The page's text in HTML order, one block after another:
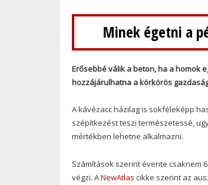
Minek égetni a
Erősebbé válik a beton, ha a homok
hozzájárulhatna a körkörös
A kávézacc házilag is sokféleképp
szépítkezést teszi természetessé,
mértékben lehetne alkalmazni.
Számítások szerint évente csaknem
végzi. ANewAtlas cikke szerint az